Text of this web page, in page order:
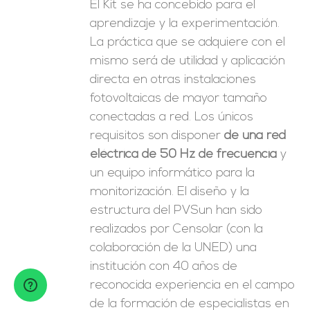
El Kit se ha concebido para el
aprendizaje y la experimentación.
La práctica que se adquiere con el
mismo será de utilidad y aplicación
directa en otras instalaciones
fotovoltaicas de mayor tamaño
conectadas a red. Los únicos
requisitos son disponerde una red
eléctrica de 50 Hz de frecuencia y
un equipo informático para la
monitorización. El diseño y la
estructura del PVSun han sido
realizados por Censolar (con la
colaboración de la UNED) una
institución con 40 años de
reconocida experiencia en el campo
de la formación de especialistas en